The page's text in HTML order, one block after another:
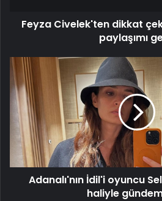
Feyza Civelek'ten dikkat
paylaşımı
Adanalı'nın
oyuncu
Selin
Demiratar
son
haliyle
gündem
oldu
Adanalı'nın İdil'i oyuncu
haliyle